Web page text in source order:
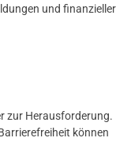
und finanzieller
zur Herausforderung.
können